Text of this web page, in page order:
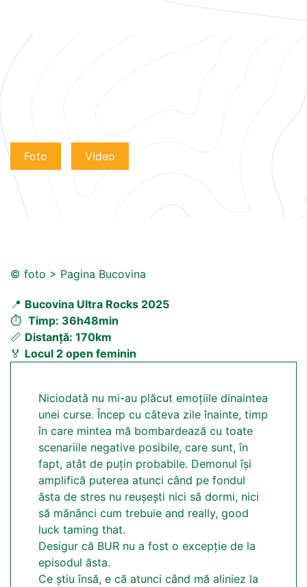
Foto Video
© foto > Pagina Bucovina
📍 Bucovina Ultra Rocks 2025
⏱ Timp: 36h48min
📏 Distanță: 170km
🏅 Locul 2 open feminin
Niciodată nu mi-au plăcut emoțiile dinaintea
unei curse. Încep cu câteva zile înainte, timp
în care mintea mă bombardează cu toate
scenariile negative posibile, care sunt, în
fapt, atât de puțin probabile. Demonul își
amplifică puterea atunci când pe fondul
ăsta de stres nu reușești nici să dormi, nici
să mănânci cum trebuie and really, good
luck taming that.
Desigur că BUR nu a fost o excepție de la
episodul ăsta.
Ce știu însă, e că atunci când mă aliniez la